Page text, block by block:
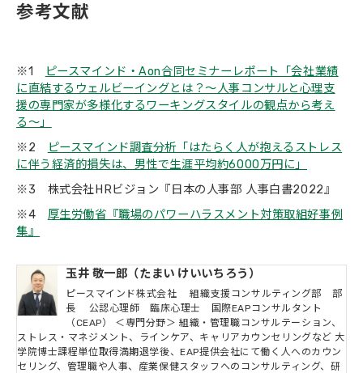
参考文献
※1
ピースマインド・Aon合同セミナーレポート「会社業績
に直結するウェルビーイングとは？～人事コンサルと心理支
援の専門家が多様化するワーキングスタイルの観点から考え
る～」
※2
ピースマインド調査分析「はたらく人が抱えるストレス
に伴う経済的損失は、男性で生涯平均約6000万円に」
※3 株式会社HRビジョン『日本の人事部 人事白書2022』
※4 厚生労働省『職場のパワーハラスメント対策取組好事例
集』
玉井 敬一郎（たまい けいいちろう）
ピースマインド株式会社 組織支援コンサルティング部 部
長 公認心理師 臨床心理士 国際EAPコンサルタント
（CEAP） ＜専門分野＞ 組織・管理職コンサルテーション、
ストレス・マネジメント、ラインケア、キャリアカウンセリングなど 大
学院博士課程単位取得満期退学後、EAP提供会社にて働く人へのカウン
セリング、管理職や人事、産業保健スタッフへのコンサルティング、研